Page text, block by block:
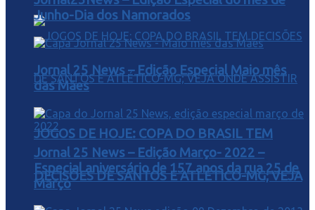
JOGOS DE HOJE: COPA DO BRASIL TEM
DECISÕES DE SANTOS E ATLÉTICO-MG; VEJA
Junho-Dia dos Namorados
Jornal 25 News – Edição Especial Maio mês
das Mães
Jornal 25 News – Edição Março- 2022 –
Especial aniversário de 157 anos da rua 25 de
Março